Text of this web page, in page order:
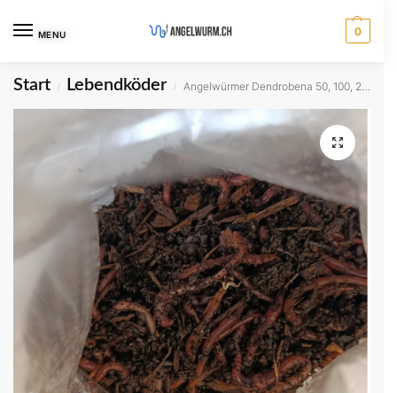
MENU 0
Start / Lebendköder / Angelwürmer Dendrobena 50, 100, 200, 500 oder 1000 Stk.